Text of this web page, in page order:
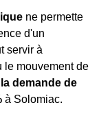
ne permette
d'un
servir à
le mouvement de
demande de
à Solomiac.